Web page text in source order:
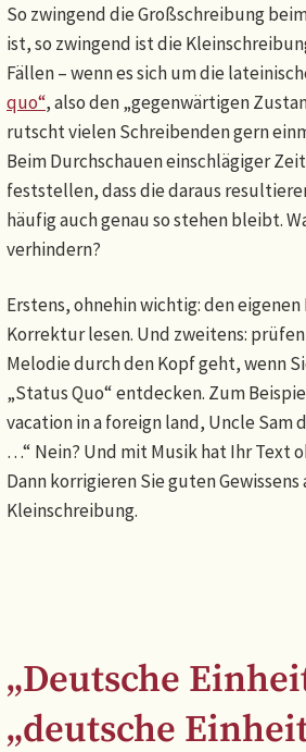
So zwingend die Großschreibung
ist, so zwingend ist die
Fällen – wenn es sich um die
quo“, also den „gegenwärtigen
rutscht vielen Schreibenden gern
Beim Durchschauen einschlägiger
feststellen, dass die daraus
häufig auch genau so stehen bleibt.
verhindern?
Erstens, ohnehin wichtig: den
Korrektur lesen. Und zweitens:
Melodie durch den Kopf geht, wenn
„Status Quo“ entdecken. Zum
vacation in a foreign land, Uncle Sam
…“ Nein? Und mit Musik hat Ihr Text
Dann korrigieren Sie guten Gewissens
Kleinschreibung.
„Deutsche
„deutsche